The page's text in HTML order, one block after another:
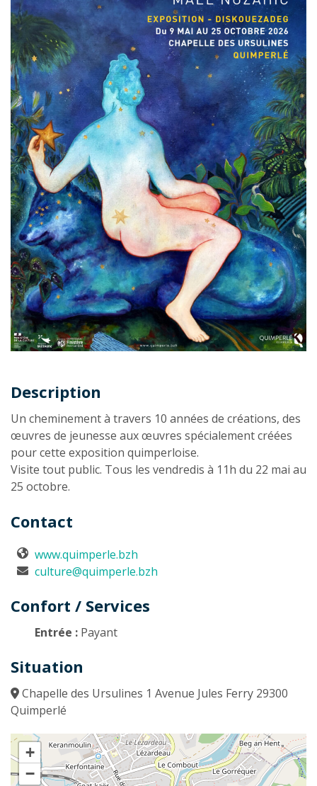
Description
Description
Un cheminement à travers 10 années de créations, des
œuvres de jeunesse aux œuvres spécialement créées
pour cette exposition quimperloise.
Visite tout public. Tous les vendredis à 11h du 22 mai au
25 octobre.
Contact
www.quimperle.bzh
culture@quimperle.bzh
Confort / Services
Entrée : Payant
Situation
Chapelle des Ursulines 1 Avenue Jules Ferry 29300
Quimperlé
+
−